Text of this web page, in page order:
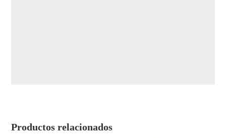
Productos relacionados